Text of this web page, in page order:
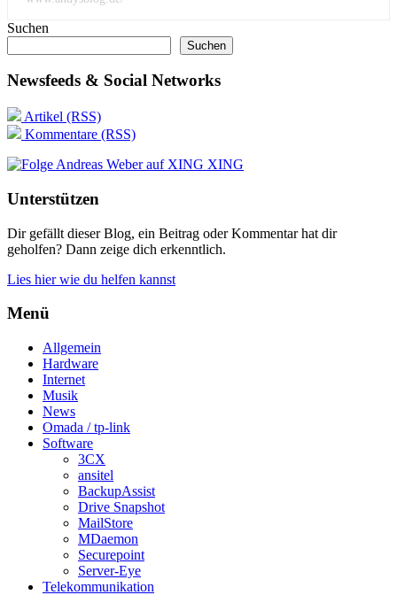
Suchen
Suchen
Newsfeeds & Social Networks
Artikel (RSS)
Kommentare (RSS)
XING
Unterstützen
Dir gefällt dieser Blog, ein Beitrag oder Kommentar hat dir
geholfen? Dann zeige dich erkenntlich.
Lies hier wie du helfen kannst
Menü
Allgemein
Hardware
Internet
Musik
News
Omada / tp-link
Software
3CX
ansitel
BackupAssist
Drive Snapshot
MailStore
MDaemon
Securepoint
Server-Eye
Telekommunikation